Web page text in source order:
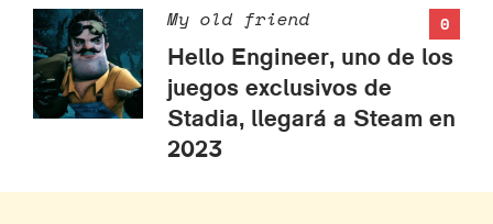
0
My old friend
Hello Engineer, uno de los
juegos exclusivos de
Stadia, llegará a Steam en
2023